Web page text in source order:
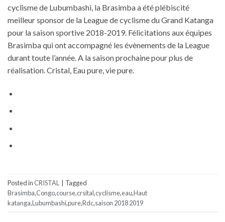
cyclisme de Lubumbashi, la Brasimba a été plébiscité
meilleur sponsor de la League de cyclisme du Grand Katanga
pour la saison sportive 2018-2019. Félicitations aux équipes
Brasimba qui ont accompagné les évènements de la League
durant toute l’année. A la saison prochaine pour plus de
réalisation. Cristal, Eau pure, vie pure.
Posted in CRISTAL | Tagged
Brasimba,Congo,course,crsital,cyclisme,eau,Haut
katanga,Lubumbashi,pure,Rdc,saison 2018 2019